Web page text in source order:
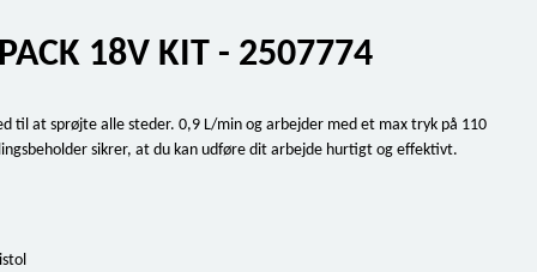
18V KIT - 2507774
til at sprøjte alle steder. 0,9 L/min og arbejder med et max tryk på 110
sikrer, at du kan udføre dit arbejde hurtigt og effektivt.